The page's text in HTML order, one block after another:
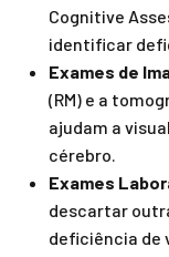
Cognitive
identificar
Exames de
(RM) e a
ajudam a
cérebro.
Exames
descartar
deficiência de